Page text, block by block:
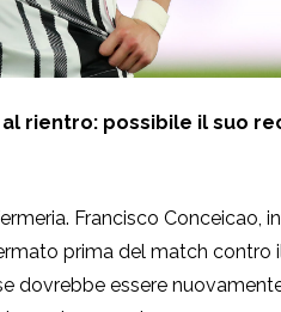
rientro: possibile il suo
Francisco Conceicao,
prima del match contro
dovrebbe essere